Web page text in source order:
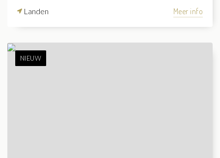
Landen Meer info
NIEUW